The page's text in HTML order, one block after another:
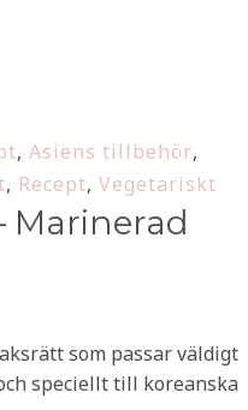
, Asiens tillbehör,
, Recept, Vegetariskt
Marinerad
som passar väldigt
speciellt till koreanska